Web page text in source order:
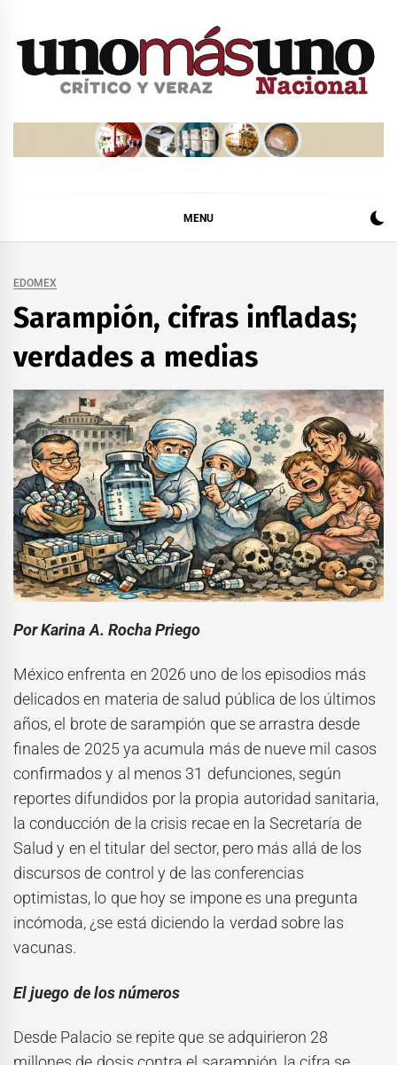
MENU
EDOMEX
Sarampión, cifras infladas;
verdades a medias
Por Karina A. Rocha Priego
México enfrenta en 2026 uno de los episodios más
delicados en materia de salud pública de los últimos
años, el brote de sarampión que se arrastra desde
finales de 2025 ya acumula más de nueve mil casos
confirmados y al menos 31 defunciones, según
reportes difundidos por la propia autoridad sanitaria,
la conducción de la crisis recae en la Secretaría de
Salud y en el titular del sector, pero más allá de los
discursos de control y de las conferencias
optimistas, lo que hoy se impone es una pregunta
incómoda, ¿se está diciendo la verdad sobre las
vacunas.
El juego de los números
Desde Palacio se repite que se adquirieron 28